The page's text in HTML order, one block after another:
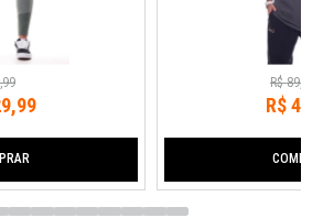
,99
,99
R$ 89,
R$44